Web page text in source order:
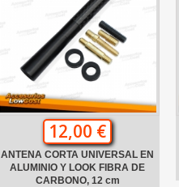
12,00 €
ANTENA CORTA UNIVERSAL EN
ALUMINIO Y LOOK FIBRA DE
CARBONO, 12 cm